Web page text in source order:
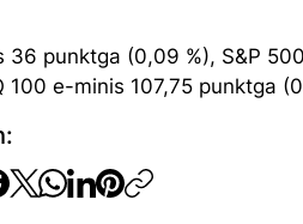
36 punktga (0,09 %), S&P
100 e-minis 107,75 punktga